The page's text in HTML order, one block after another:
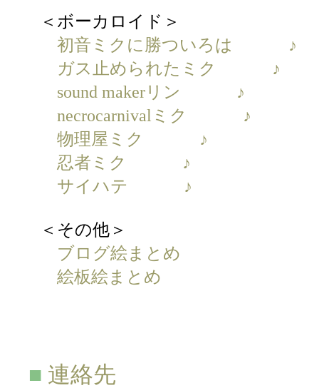
＜ボーカロイド＞
初音ミクに勝ついろは
♪
ガス止められたミク
♪
sound makerリン
♪
necrocarnivalミク
♪
物理屋ミク
♪
忍者ミク
♪
サイハテ
♪
＜その他＞
ブログ絵まとめ
絵板絵まとめ
■ 連絡先